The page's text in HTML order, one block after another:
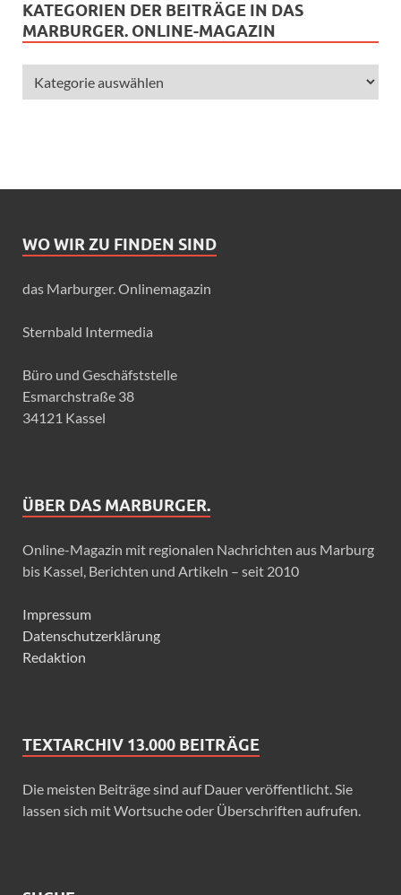
KATEGORIEN DER BEITRÄGE IN DAS
MARBURGER. ONLINE-MAGAZIN
WO WIR ZU FINDEN SIND
das Marburger. Onlinemagazin
Sternbald Intermedia
Büro und Geschäfststelle
Esmarchstraße 38
34121 Kassel
ÜBER DAS MARBURGER.
Online-Magazin mit regionalen Nachrichten aus Marburg
bis Kassel, Berichten und Artikeln – seit 2010
Impressum
Datenschutzerklärung
Redaktion
TEXTARCHIV 13.000 BEITRÄGE
Die meisten Beiträge sind auf Dauer veröffentlicht. Sie
lassen sich mit Wortsuche oder Überschriften aufrufen.